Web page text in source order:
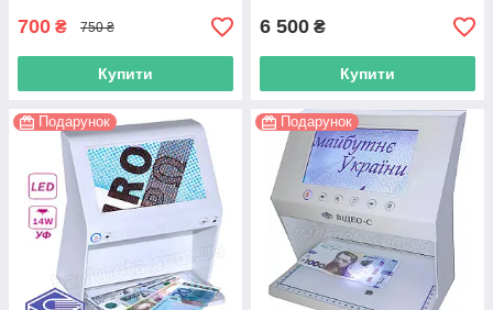
700 ₴ 750 ₴
Купити
6 500 ₴
Купити
Подарунок Подарунок